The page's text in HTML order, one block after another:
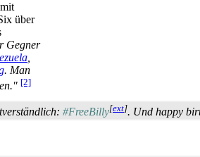
über
Gegner
. Man
[2]
#FreeBilly[ext]. Und happy